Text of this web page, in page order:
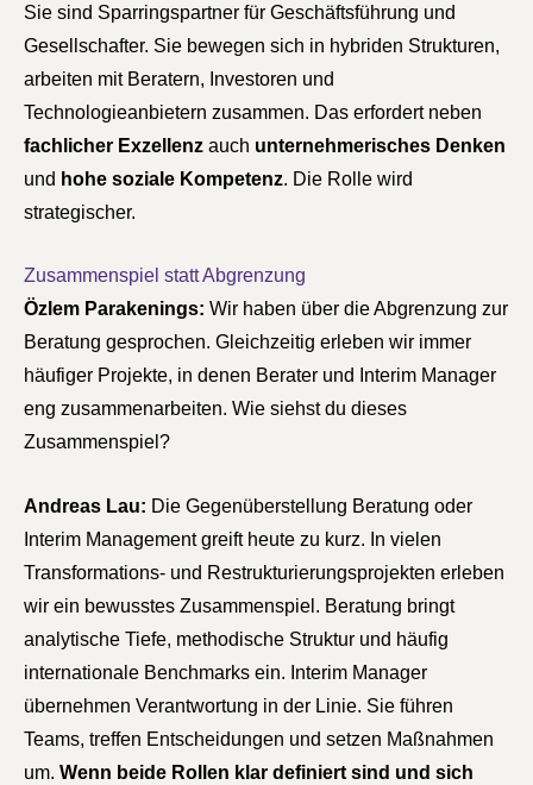
Sie sind Sparringspartner für Geschäftsführung und
Gesellschafter. Sie bewegen sich in hybriden Strukturen,
arbeiten mit Beratern, Investoren und
Technologieanbietern zusammen. Das erfordert neben
fachlicher Exzellenz auch unternehmerisches Denken
und hohe soziale Kompetenz. Die Rolle wird
strategischer.
Zusammenspiel statt Abgrenzung
Özlem Parakenings: Wir haben über die Abgrenzung zur
Beratung gesprochen. Gleichzeitig erleben wir immer
häufiger Projekte, in denen Berater und Interim Manager
eng zusammenarbeiten. Wie siehst du dieses
Zusammenspiel?
Andreas Lau: Die Gegenüberstellung Beratung oder
Interim Management greift heute zu kurz. In vielen
Transformations- und Restrukturierungsprojekten erleben
wir ein bewusstes Zusammenspiel. Beratung bringt
analytische Tiefe, methodische Struktur und häufig
internationale Benchmarks ein. Interim Manager
übernehmen Verantwortung in der Linie. Sie führen
Teams, treffen Entscheidungen und setzen Maßnahmen
um. Wenn beide Rollen klar definiert sind und sich